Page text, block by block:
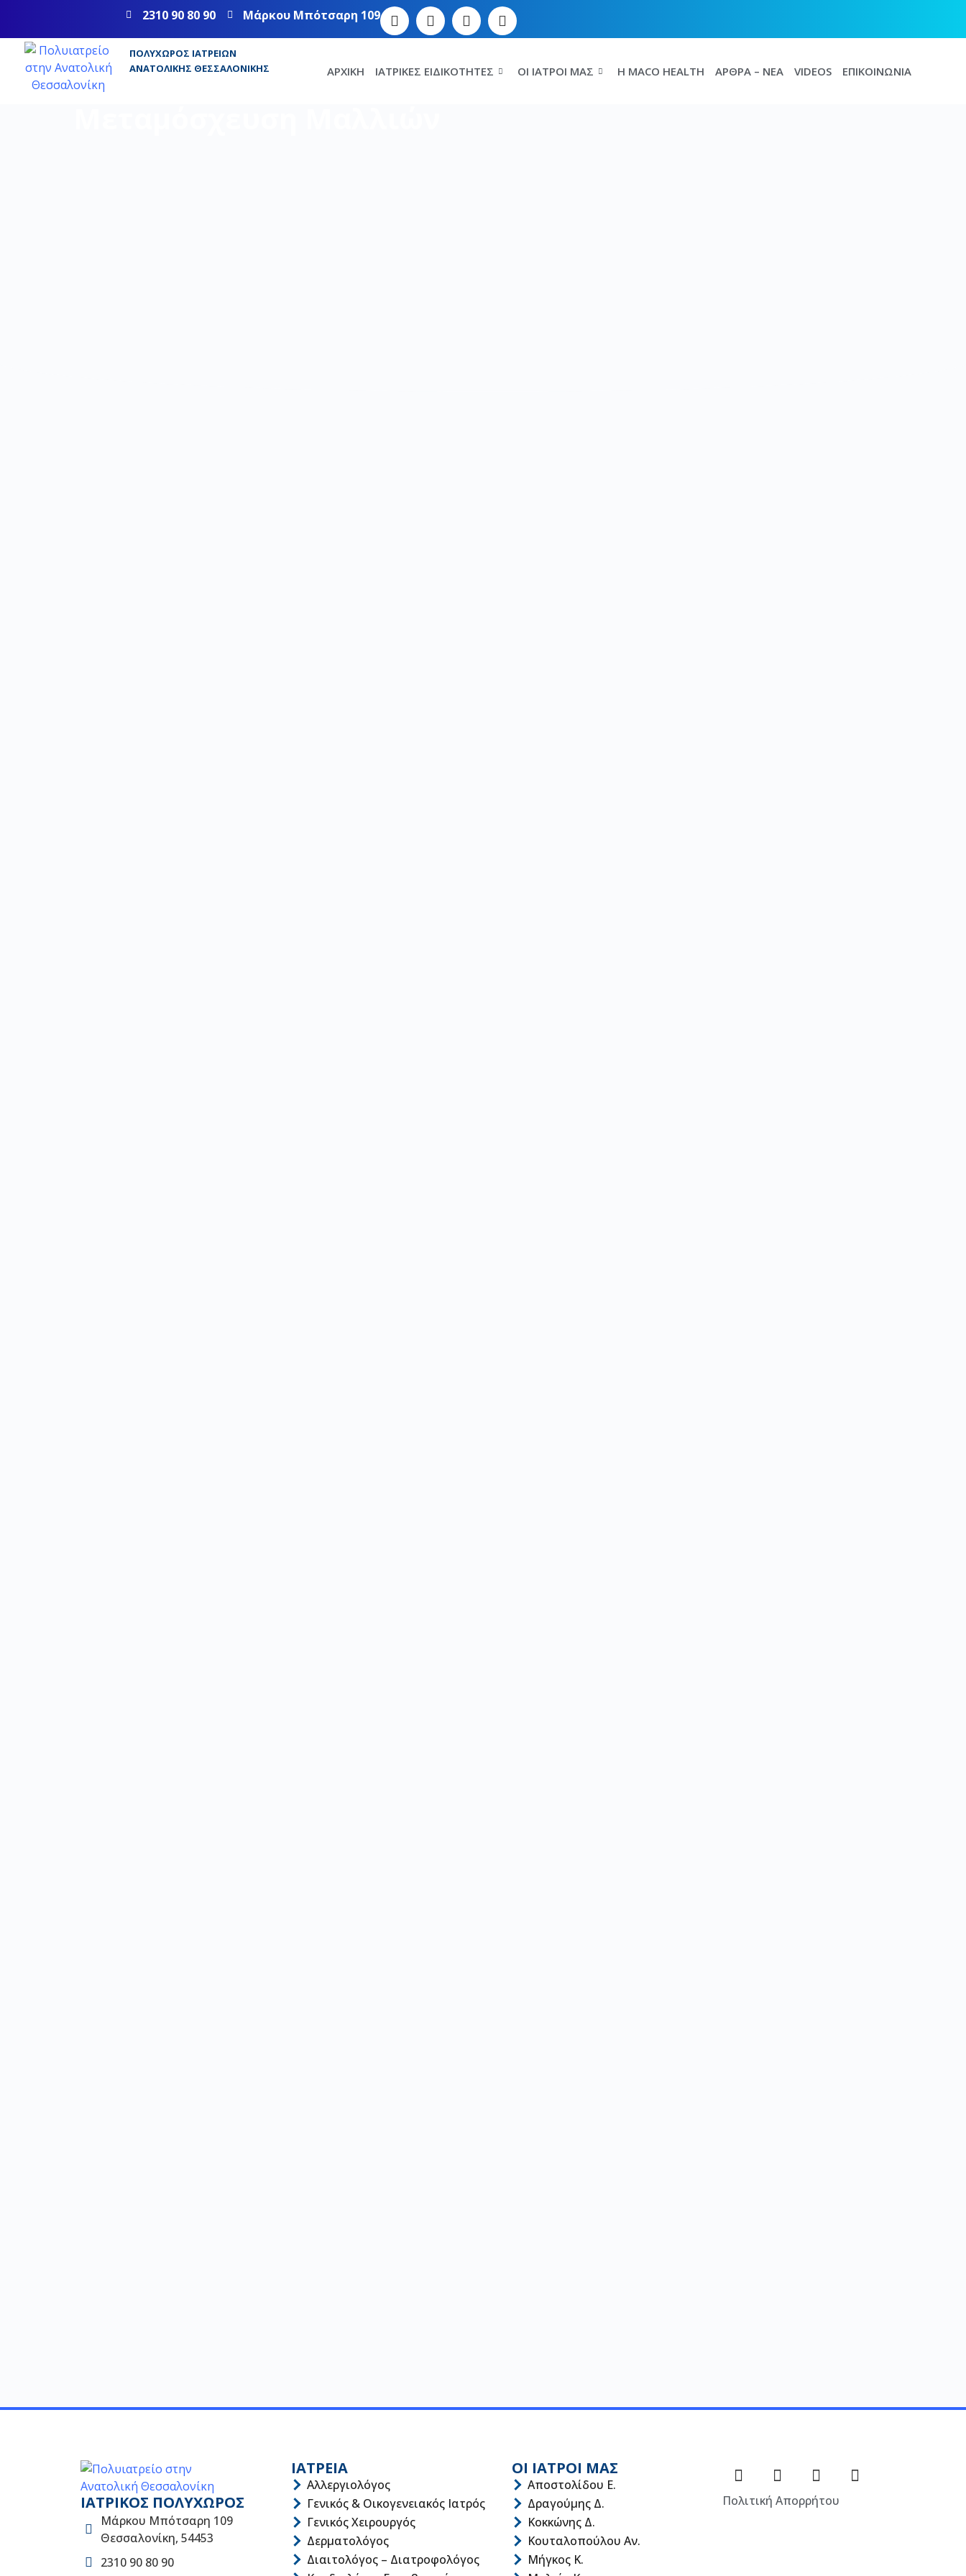
2310 90 80 90 Μάρκου Μπότσαρη 109
ΠΟΛΥΧΏΡΟΣ ΙΑΤΡΕΊΩΝ
ΑΝΑΤΟΛΙΚΉΣ ΘΕΣΣΑΛΟΝΊΚΗΣ
ΑΡΧΙΚΉ ΙΑΤΡΙΚΈΣ ΕΙΔΙΚΌΤΗΤΕΣ ΟΙ ΙΑΤΡΟΊ ΜΑΣ Η MACO HEALTH ΆΡΘΡΑ – ΝΈΑ VIDEOS ΕΠΙΚΟΙΝΩΝΊΑ
ΙΑΤΡΙΚΟΣ ΠΟΛΥΧΩΡΟΣ
Μάρκου Μπότσαρη 109
Θεσσαλονίκη, 54453
2310 90 80 90
ΙΑΤΡΕΙΑ
Αλλεργιολόγος
Γενικός & Οικογενειακός Ιατρός
Γενικός Χειρουργός
Δερματολόγος
Διαιτολόγος – Διατροφολόγος
ΟΙ ΙΑΤΡΟΙ ΜΑΣ
Αποστολίδου Ε.
Δραγούμης Δ.
Κοκκώνης Δ.
Κουταλοπούλου Αν.
Μήγκος Κ.
Πολιτική Απορρήτου